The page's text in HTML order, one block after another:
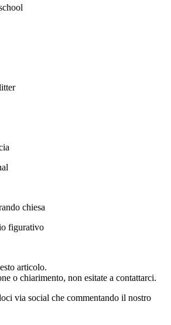
articolo.
o chiarimento, non esitate a contattarci.
via social che commentando il nostro